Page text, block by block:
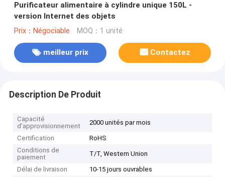
Purificateur alimentaire à cylindre unique 150L -
version Internet des objets
Prix：Négociable MOQ：1 unité
meilleur prix Contactez
Description De Produit
Capacité
d'approvisionnement
2000 unités par mois
Certification
RoHS
Conditions de
paiement
T/T, Western Union
Délai de livraison
10-15 jours ouvrables